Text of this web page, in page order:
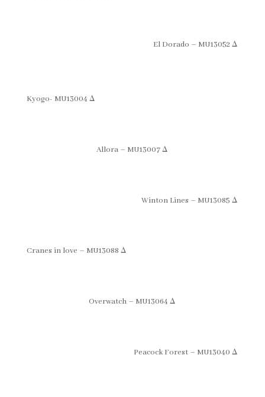
El Dorado – MU13052 Δ
Kyogo- MU13004 Δ
Allora – MU13007 Δ
Winton Lines – MU13085 Δ
Cranes in love – MU13088 Δ
Overwatch – MU13064 Δ
Peacock Forest – MU13040 Δ